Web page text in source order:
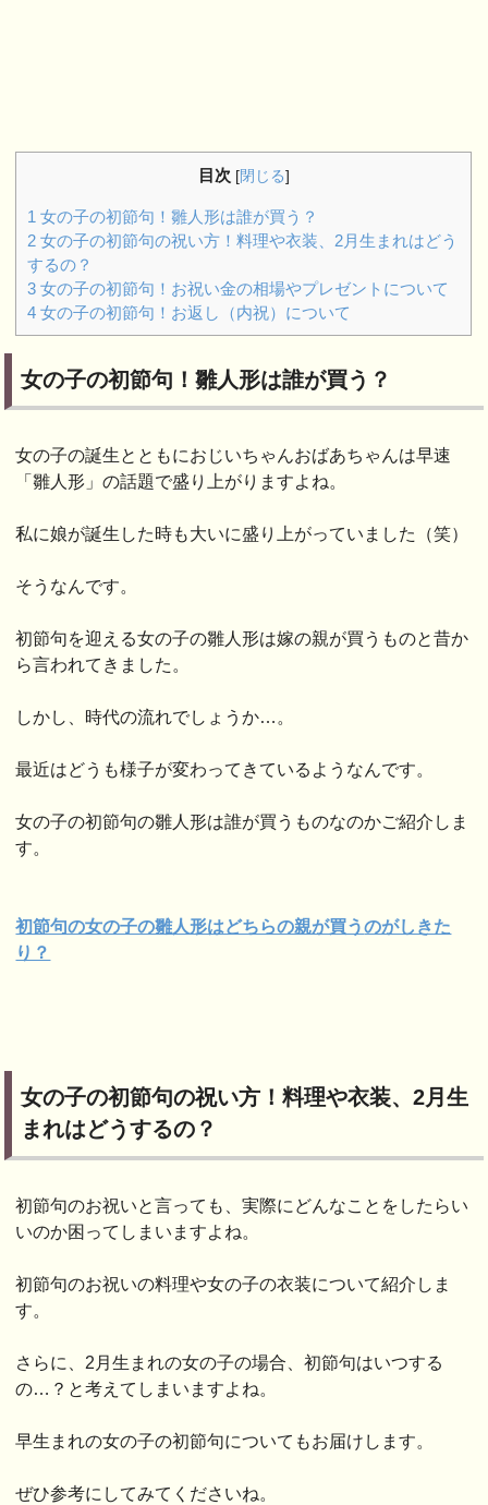
目次 [閉じる]
1 女の子の初節句！雛人形は誰が買う？
2 女の子の初節句の祝い方！料理や衣装、2月生まれはどう
するの？
3 女の子の初節句！お祝い金の相場やプレゼントについて
4 女の子の初節句！お返し（内祝）について
女の子の初節句！雛人形は誰が買う？
女の子の誕生とともにおじいちゃんおばあちゃんは早速
「雛人形」の話題で盛り上がりますよね。
私に娘が誕生した時も大いに盛り上がっていました（笑）
そうなんです。
初節句を迎える女の子の雛人形は嫁の親が買うものと昔か
ら言われてきました。
しかし、時代の流れでしょうか…。
最近はどうも様子が変わってきているようなんです。
女の子の初節句の雛人形は誰が買うものなのかご紹介しま
す。
初節句の女の子の雛人形はどちらの親が買うのがしきた
り？
女の子の初節句の祝い方！料理や衣装、2月生
まれはどうするの？
初節句のお祝いと言っても、実際にどんなことをしたらい
いのか困ってしまいますよね。
初節句のお祝いの料理や女の子の衣装について紹介しま
す。
さらに、2月生まれの女の子の場合、初節句はいつする
の…？と考えてしまいますよね。
早生まれの女の子の初節句についてもお届けします。
ぜひ参考にしてみてくださいね。